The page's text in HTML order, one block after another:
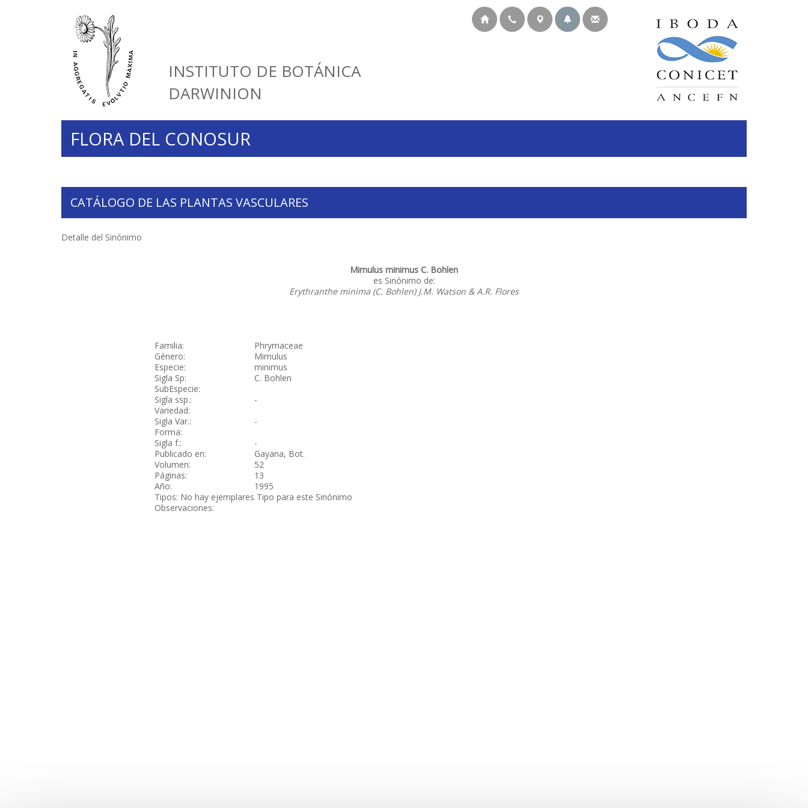
INSTITUTO DE BOTÁNICA
DARWINION
FLORA DEL CONOSUR
CATÁLOGO DE LAS PLANTAS VASCULARES
Detalle del Sinónimo
Mimulus minimus C. Bohlen
es Sinónimo de:
Erythranthe minima (C. Bohlen) J.M. Watson & A.R. Flores
Familia:
Phrymaceae
Género:
Mimulus
Especie:
minimus
Sigla Sp:
C. Bohlen
SubEspecie:
Sigla ssp.:
-
Variedad:
Sigla Var.:
-
Forma:
Sigla f.:
-
Publicado en:
Gayana, Bot.
Volumen:
52
Páginas:
13
Año:
1995
Tipos: No hay ejemplares Tipo para este Sinónimo
Observaciones: